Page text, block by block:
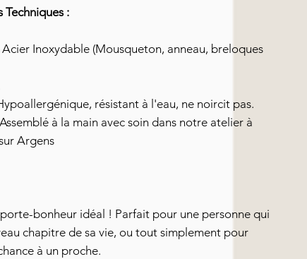
:
Acier Inoxydable (Mousqueton, anneau, breloques
résistant à l'eau, ne noircit pas.
Assemblé à la main avec soin dans notre atelier à
Argens
bonheur idéal ! Parfait pour une personne qui
chapitre de sa vie, ou tout simplement pour
à un proche.